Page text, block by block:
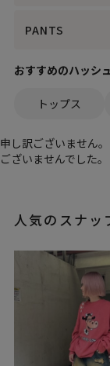
PANTS
おすすめのハッシ
トップス
申し訳ございません
ございませんでした。
人気のスナッ